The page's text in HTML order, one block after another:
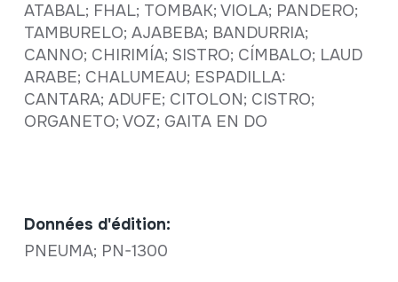
ATABAL; FHAL; TOMBAK; VIOLA; PANDERO;
TAMBURELO; AJABEBA; BANDURRIA;
CANNO; CHIRIMÍA; SISTRO; CÍMBALO; LAUD
ARABE; CHALUMEAU; ESPADILLA:
CANTARA; ADUFE; CITOLON; CISTRO;
ORGANETO; VOZ; GAITA EN DO
Données d'édition:
PNEUMA; PN-1300